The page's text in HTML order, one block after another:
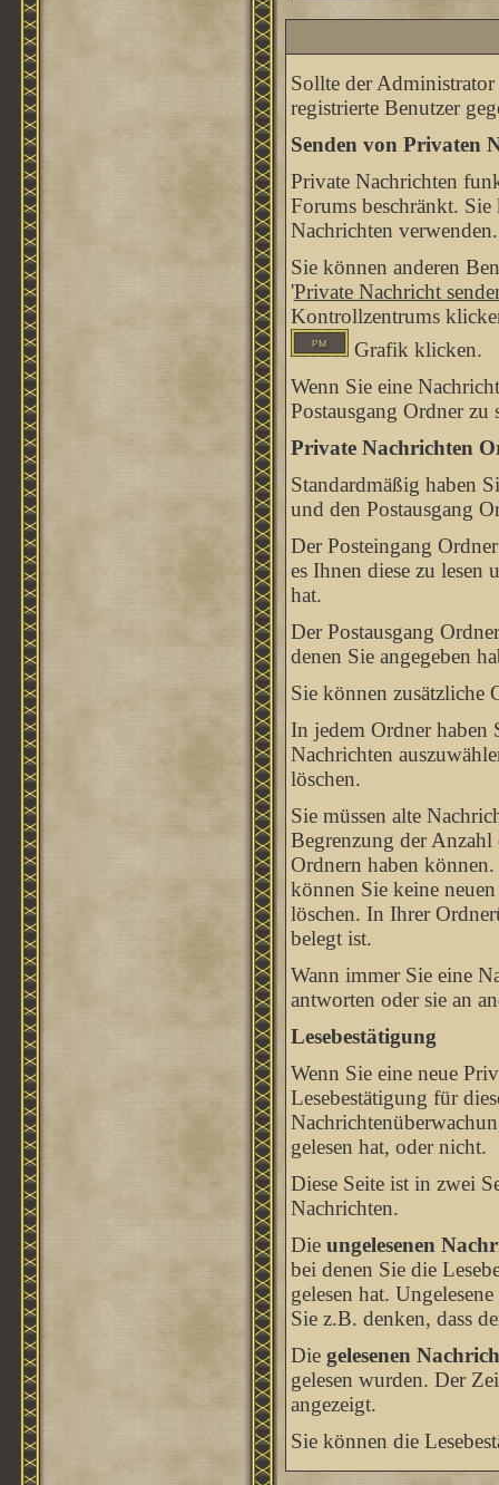
Sollte der
registrierte Benutzer
Senden von Privaten
Private Nachrichten
Forums beschränkt.
Nachrichten verwenden.
Sie können anderen
'Private Nachricht
Kontrollzentrums
Grafik klicken.
Wenn Sie eine
Postausgang Ordner zu
Private Nachrichten
Standardmäßig haben
und den Postausgang
Der Posteingang
es Ihnen diese zu lesen
hat.
Der Postausgang
denen Sie angegeben
Sie können zusätzliche
In jedem Ordner haben
Nachrichten
löschen.
Sie müssen alte
Begrenzung der
Ordnern haben
können Sie keine
löschen. In Ihrer
belegt ist.
Wann immer Sie eine
antworten oder sie an
Lesebestätigung
Wenn Sie eine neue
Lesebestätigung für
gelesen hat, oder nicht.
Diese Seite ist in zwei
Nachrichten.
Die ungelesenen
bei denen Sie die
gelesen hat.
Sie z.B. denken, dass
Die gelesenen
gelesen wurden. Der
angezeigt.
Sie können die